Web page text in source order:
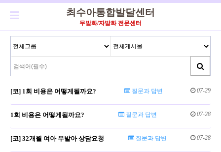
최수아통합발달센터
무발화/자발화 전문센터
[코] 1회 비용은 어떻게될까요? 질문과 답변 07-29
1회 비용은 어떻게될까요? 질문과 답변 07-28
[코] 32개월 여아 무발아 상담요청 질문과 답변 07-28